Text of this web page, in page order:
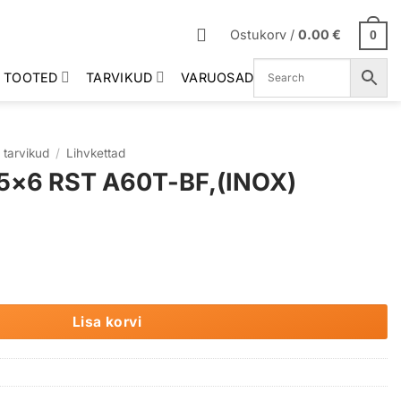
Ostukorv /0.00€ 0
TARVIKUD VARUOSAD
tarvikud / Lihvkettad
RST A60T-BF,(INOX)
BF,(INOX) kogus
Lisa korvi